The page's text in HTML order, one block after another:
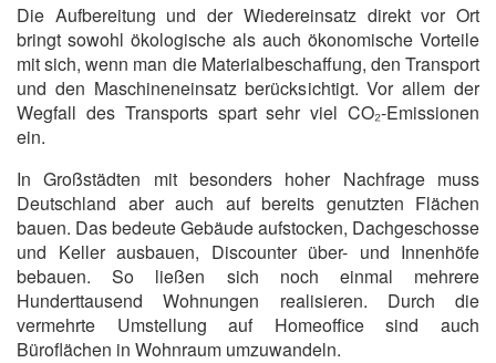
Die Aufbereitung und der Wiedereinsatz direkt vor Ort
bringt sowohl ökologische als auch ökonomische Vorteile
mit sich, wenn man die Materialbeschaffung, den Transport
und den Maschineneinsatz berücksichtigt. Vor allem der
Wegfall des Transports spart sehr viel CO₂-Emissionen
ein.
In Großstädten mit besonders hoher Nachfrage muss
Deutschland aber auch auf bereits genutzten Flächen
bauen. Das bedeute Gebäude aufstocken, Dachgeschosse
und Keller ausbauen, Discounter über- und Innenhöfe
bebauen. So ließen sich noch einmal mehrere
Hunderttausend Wohnungen realisieren. Durch die
vermehrte Umstellung auf Homeoffice sind auch
Büroflächen in Wohnraum umzuwandeln.